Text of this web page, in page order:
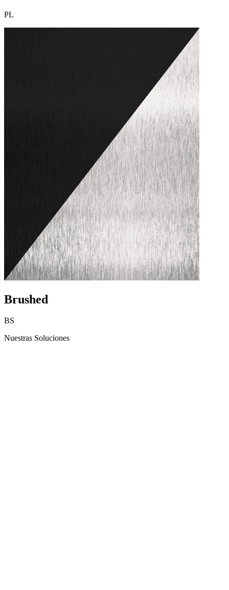
PL
Brushed
BS
Nuestras Soluciones